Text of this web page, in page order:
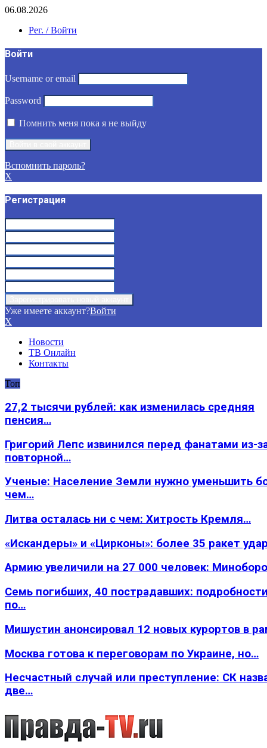
06.08.2026
Рег. / Войти
Войти
Username or email
Password
Помнить меня пока я не выйду
Вспомнить пароль?
X
Регистрация
Уже имеете аккаунт?Войти
X
Новости
ТВ Онлайн
Контакты
Топ
27,2 тысячи рублей: как изменилась средняя
пенсия…
Григорий Лепс извинился перед фанатами из-
повторной…
Ученые: Население Земли нужно уменьшить
чем…
Литва осталась ни с чем: Хитрость Кремля…
«Искандеры» и «Цирконы»: более 35 ракет
Армию увеличили на 27 000 человек:
Семь погибших, 40 пострадавших:
по…
Мишустин анонсировал 12 новых курортов в
Москва готова к переговорам по Украине, но…
Несчастный случай или преступление: СК
две…